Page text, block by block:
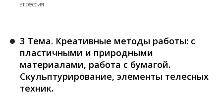
агрессия.
3 Тема. Креативные методы работы: с
пластичными и природными
материалами, работа с бумагой.
Скульптурирование, элементы телесных
техник.